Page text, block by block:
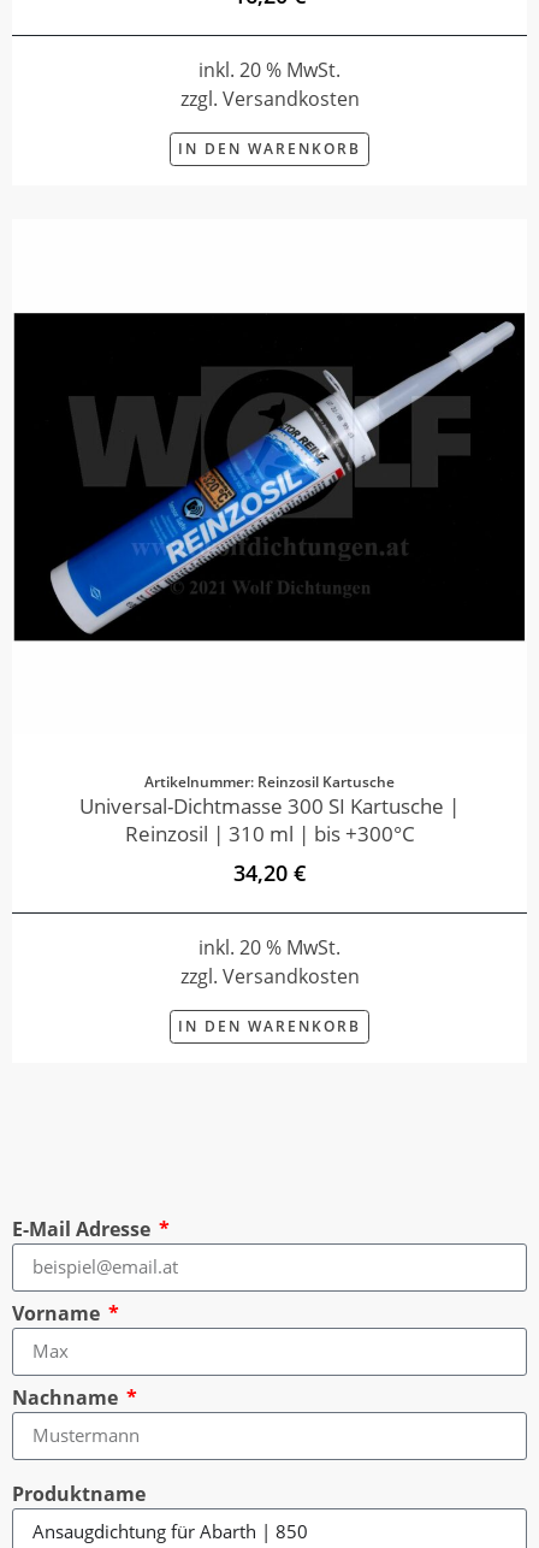
inkl. 20 % MwSt.
zzgl. Versandkosten
IN DEN WARENKORB
Artikelnummer: Reinzosil Kartusche
Universal-Dichtmasse 300 SI Kartusche |
Reinzosil | 310 ml | bis +300°C
34,20 €
inkl. 20 % MwSt.
zzgl. Versandkosten
IN DEN WARENKORB
E-Mail Adresse
Vorname
Nachname
Produktname